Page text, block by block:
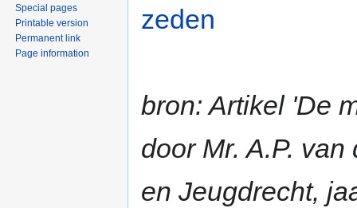
zeden
bron: Artikel 'De
door Mr. A.P.
en Jeugdrecht,
Special pages
Printable version
Permanent link
Page information